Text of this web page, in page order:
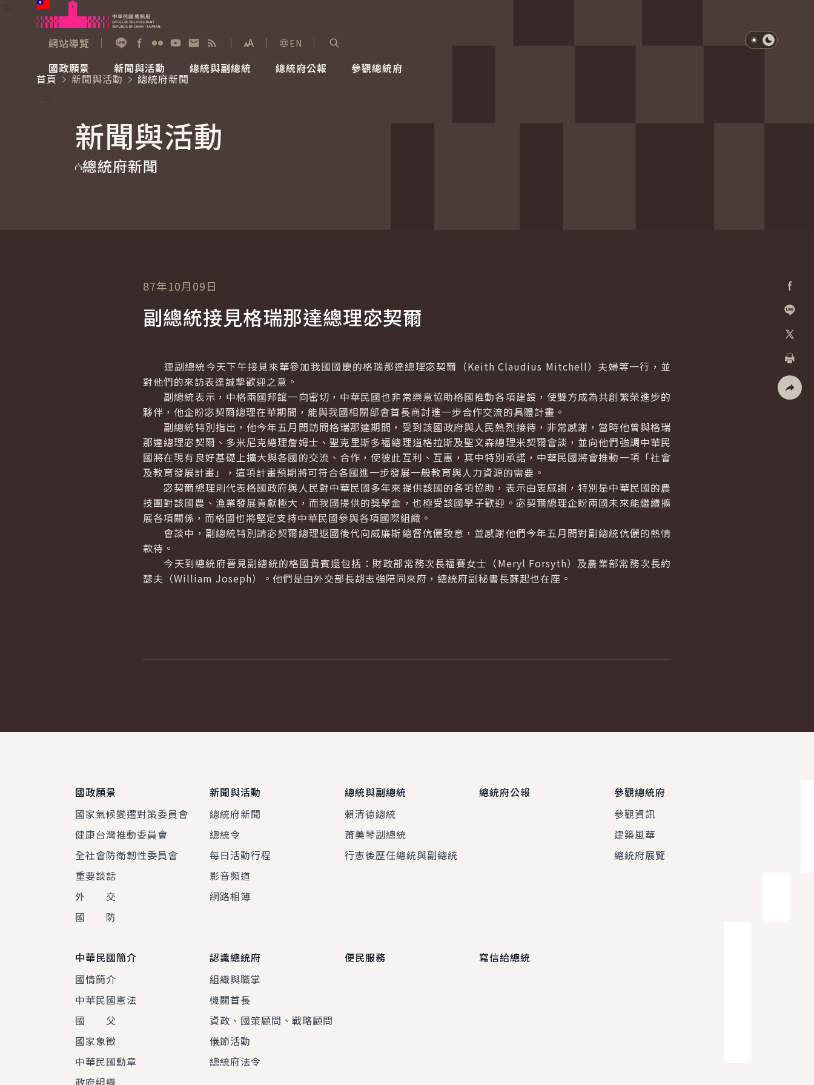
跳到主要內容
網站導覽
展開字級選單
EN
國政願景
國家氣候變遷對策委員會
重要談話
新聞與活動
總統府新聞
影音頻道
總統與副總統
賴清德總統
總統府公報 參觀總統府
參觀資訊
淺色模式
深色模式
首頁
新聞與活動
總統府新聞
新聞與活動
總統府新聞
加入好
列印
87年10月09日
副總統接見格瑞那達總理宓契爾
連副總統今天下午接見來華參加我國國慶的格瑞那達總理宓契爾（Keith Claudius Mitchell）夫婦等一行，並
對他們的來訪表達誠摯歡迎之意。
副總統表示，中格兩國邦誼一向密切，中華民國也非常樂意協助格國推動各項建設，使雙方成為共創繁榮進步的
夥伴，他企盼宓契爾總理在華期間，能與我國相關部會首長商討進一步合作交流的具體計畫。
副總統特別指出，他今年五月間訪問格瑞那達期間，受到該國政府與人民熱烈接待，非常感謝，當時他曾與格瑞
那達總理宓契爾、多米尼克總理詹姆士、聖克里斯多福總理道格拉斯及聖文森總理米契爾會談，並向他們強調中華民
國將在現有良好基礎上擴大與各國的交流、合作，使彼此互利、互惠，其中特別承諾，中華民國將會推動一項「社會
及教育發展計畫」，這項計畫預期將可符合各國進一步發展一般教育與人力資源的需要。
宓契爾總理則代表格國政府與人民對中華民國多年來提供該國的各項協助，表示由衷感謝，特別是中華民國的農
技團對該國農、漁業發展貢獻極大，而我國提供的獎學金，也極受該國學子歡迎。宓契爾總理企盼兩國未來能繼續擴
展各項關係，而格國也將堅定支持中華民國參與各項國際組織。
會談中，副總統特別請宓契爾總理返國後代向威廉斯總督伉儷致意，並感謝他們今年五月間對副總統伉儷的熱情
款待。
今天到總統府晉見副總統的格國貴賓還包括：財政部常務次長福賽女士（Meryl Forsyth）及農業部常務次長約
瑟夫（William Joseph）。他們是由外交部長胡志強陪同來府，總統府副秘書長蘇起也在座。
國政願景
國家氣候變遷對策委員會
健康台灣推動委員會
全社會防衛韌性委員會
重要談話
外 交
國 防
新聞與活動
總統府新聞
總統令
每日活動行程
影音頻道
網路相簿
總統與副總統
賴清德總統
蕭美琴副總統
行憲後歷任總統與副總統
總統府公報
參觀總統府
參觀資訊
建築風華
總統府展覽
中華民國簡介
國情簡介
中華民國憲法
國 父
國家象徵
中華民國勳章
政府組織
認識總統府
組織與職掌
機關首長
資政、國策顧問、戰略顧問
儀節活動
總統府法令
便民服務 寫信給總統